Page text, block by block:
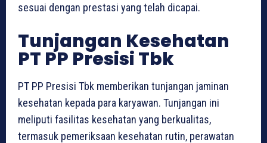
sesuai dengan prestasi yang telah dicapai.
Tunjangan Kesehatan
PT PP Presisi Tbk
PT PP Presisi Tbk memberikan tunjangan jaminan
kesehatan kepada para karyawan. Tunjangan ini
meliputi fasilitas kesehatan yang berkualitas,
termasuk pemeriksaan kesehatan rutin, perawatan